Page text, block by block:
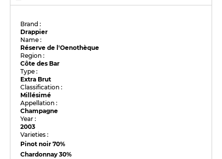
Brand :
Drappier
Name :
Réserve de l'Oenothèque
Region :
Côte des Bar
Type :
Extra Brut
Classification :
Millésimé
Appellation :
Champagne
Year :
2003
Varieties :
Pinot noir70%
Chardonnay30%